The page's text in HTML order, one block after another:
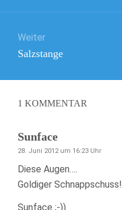
Weiter
Nächster
Salzstange
1 KOMMENTAR
Sunface
28. Juni 2012 um 16:23 Uhr
Diese Augen….
Goldiger Schnappschuss!
Sunface ;-))